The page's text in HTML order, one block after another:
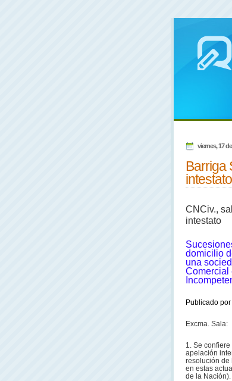
viernes, 17
Barriga
intestato
CNCiv.,
intestato
domicilio
una
Comercial
Publicado
Excma. Sala:
1. Se
apelación
resolución de
en estas
de la Nación).